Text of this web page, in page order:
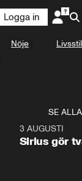
Logga in
Nöje Livsstil
SE ALLA
3 AUGUSTI
Sirius gör